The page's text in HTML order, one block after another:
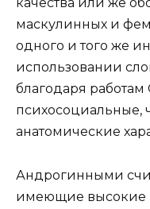
качества или же
маскулинных и
одного и того же
использовании
благодаря
психосоциальные,
анатомические
Андрогинными
имеющие высокие